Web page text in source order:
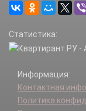
Статистика:
Информация:
Контактная
Политика